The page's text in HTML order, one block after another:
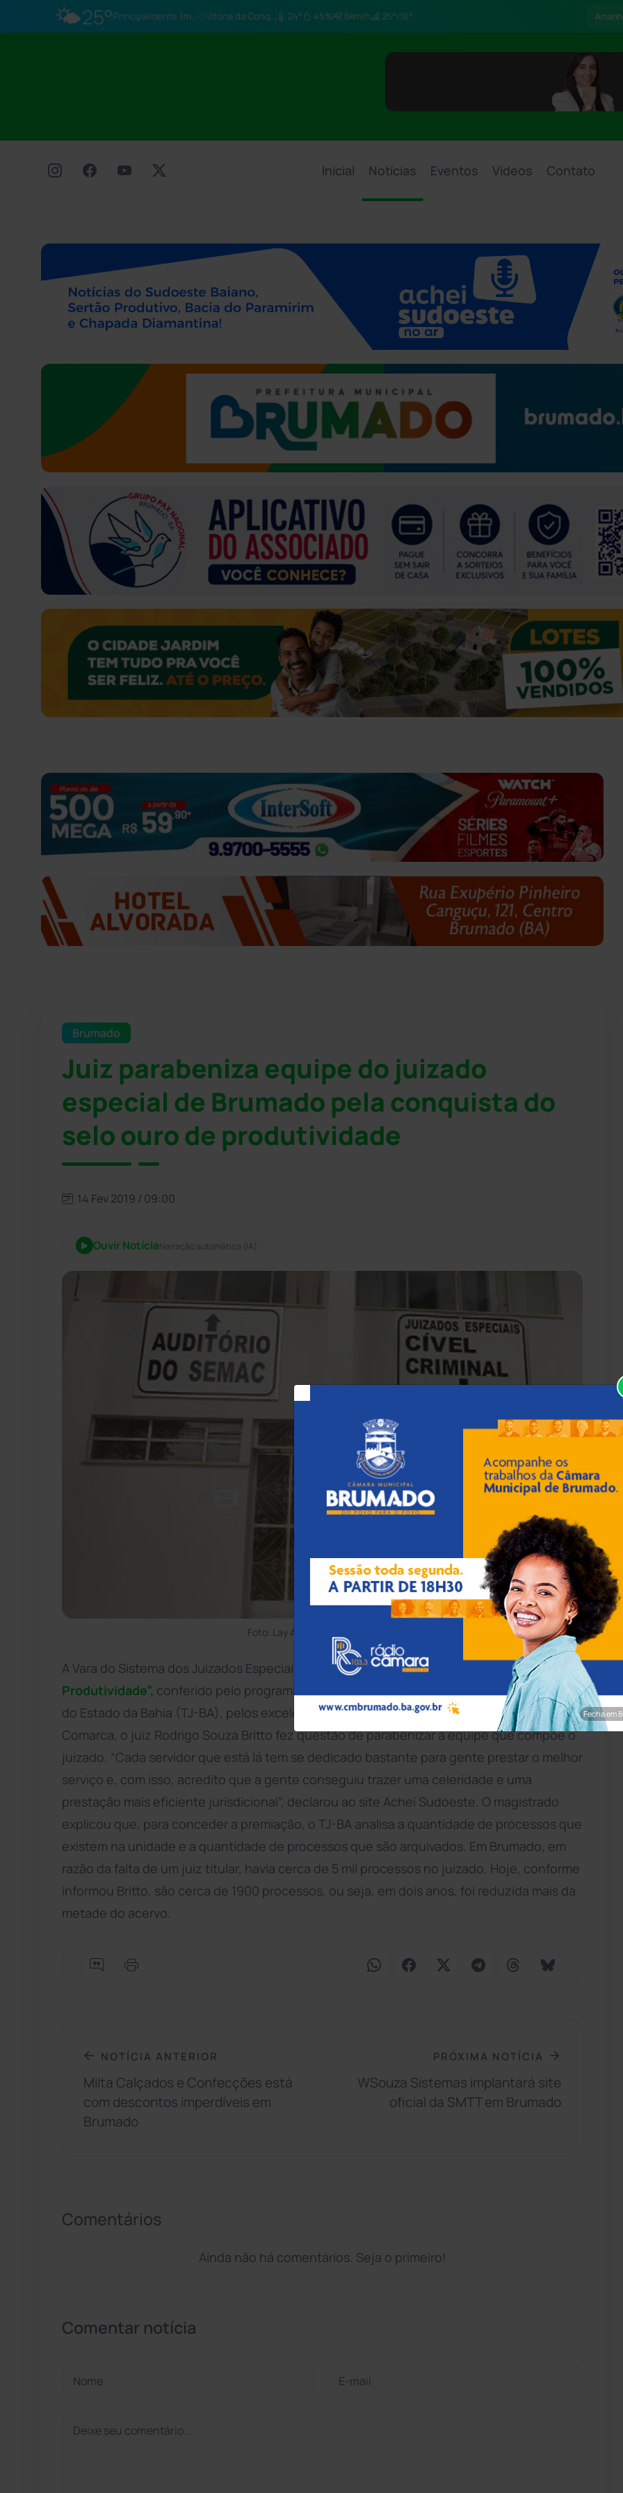
🌤️25° Principalmente limpo Vitória da Conq… 24° 45% 6km/h 25°/16°
Inicial Notícias Eventos Vídeos Contato
Brumado
Juiz parabeniza equipe do juizado
especial de Brumado pela conquista do
selo ouro de produtividade
14 Fev 2019 / 09:00
Ouvir NotíciaNarração automática (IA)
Foto: Lay Amorim/Achei Sudoeste
A Vara do Sistema dos Juizados Especiais de Brumadofoi premiada com o selo “Ouro de
Produtividade”, conferido pelo programa Selo Justiça em Números, do Tribunal de Justiça
do Estado da Bahia (TJ-BA), pelos excelentes serviços prestados à sociedade. À frente da
Comarca, o juiz Rodrigo Souza Britto fez questão de parabenizar a equipe que compõe o
juizado. “Cada servidor que está lá tem se dedicado bastante para gente prestar o melhor
serviço e, com isso, acredito que a gente conseguiu trazer uma celeridade e uma
prestação mais eficiente jurisdicional”, declarou ao site Achei Sudoeste. O magistrado
explicou que, para conceder a premiação, o TJ-BA analisa a quantidade de processos que
existem na unidade e a quantidade de processos que são arquivados. Em Brumado, em
razão da falta de um juiz titular, havia cerca de 5 mil processos no juizado. Hoje, conforme
informou Britto, são cerca de 1900 processos, ou seja, em dois anos, foi reduzida mais da
metade do acervo.
NOTÍCIA ANTERIOR
Milta Calçados e Confecções está
com descontos imperdíveis em
Brumado
PRÓXIMA NOTÍCIA
WSouza Sistemas implantará site
oficial da SMTT em Brumado
Comentários
Ainda não há comentários. Seja o primeiro!
Comentar notícia
Fecha em